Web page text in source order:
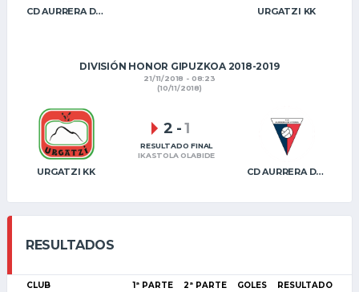
CD AURRERA DE VITORIA URGATZI KK
DIVISIÓN HONOR GIPUZKOA 2018-2019
21/11/2018 - 08:23
(10/11/2018)
URGATZI KK CD AURRERA DE VITORIA
2 -1
RESULTADO FINAL
IKASTOLA OLABIDE
RESULTADOS
CLUB 1ª PARTE 2ª PARTE GOLES RESULTADO